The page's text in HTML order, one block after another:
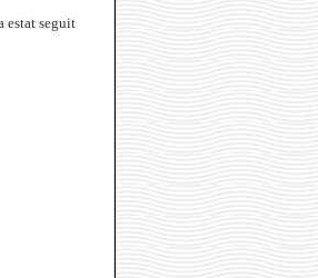
estat seguit